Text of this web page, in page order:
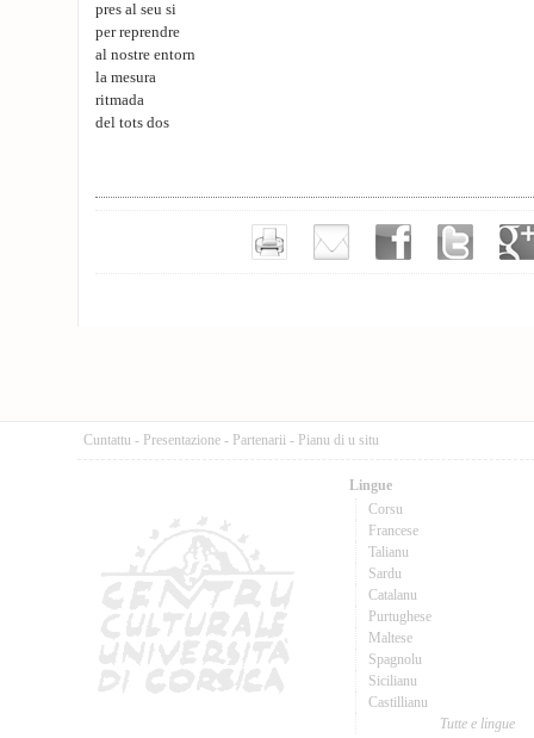
pres al seu si
per reprendre
al nostre entorn
la mesura
ritmada
del tots dos
Cuntattu - Presentazione - Partenarii - Pianu di u situ
Lingue
Corsu
Francese
Talianu
Sardu
Catalanu
Purtughese
Maltese
Spagnolu
Sicilianu
Castillianu
Tutte e lingue